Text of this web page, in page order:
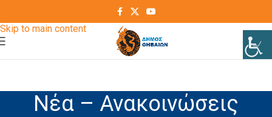
Skip to main content
Νέα – Ανακοινώσεις